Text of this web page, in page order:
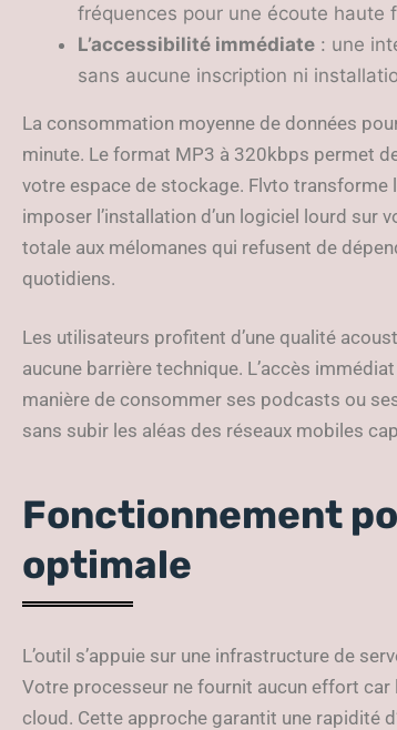
fréquences pour une écoute haute
L’accessibilité immédiate : une
sans aucune inscription ni
La consommation moyenne de données
minute. Le format MP3 à 320kbps permet
votre espace de stockage. Flvto transforme
imposer l’installation d’un logiciel lourd sur
totale aux mélomanes qui refusent de
quotidiens.
Les utilisateurs profitent d’une qualité
aucune barrière technique. L’accès
manière de consommer ses podcasts ou
sans subir les aléas des réseaux mobiles
Fonctionnement
optimale
L’outil s’appuie sur une infrastructure de
Votre processeur ne fournit aucun effort
cloud. Cette approche garantit une rapidité